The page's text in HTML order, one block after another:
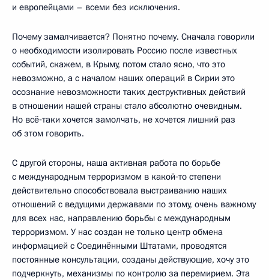
и европейцами – всеми без исключения.
Почему замалчивается? Понятно почему. Сначала говорили
о необходимости изолировать Россию после известных
событий, скажем, в Крыму, потом стало ясно, что это
невозможно, а с началом наших операций в Сирии это
осознание невозможности таких деструктивных действий
в отношении нашей страны стало абсолютно очевидным.
Но всё‑таки хочется замолчать, не хочется лишний раз
об этом говорить.
С другой стороны, наша активная работа по борьбе
с международным терроризмом в какой‑то степени
действительно способствовала выстраиванию наших
отношений с ведущими державами по этому, очень важному
для всех нас, направлению борьбы с международным
терроризмом. У нас создан не только центр обмена
информацией с Соединёнными Штатами, проводятся
постоянные консультации, созданы действующие, хочу это
подчеркнуть, механизмы по контролю за перемирием. Эта